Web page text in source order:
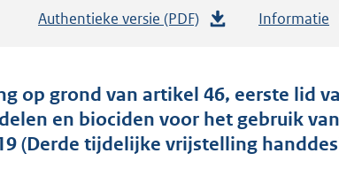
Authentieke versie (PDF)
a
n
Informatie
op grond van artikel 46, eerste lid
en biociden voor het gebruik
(Derde tijdelijke vrijstelling